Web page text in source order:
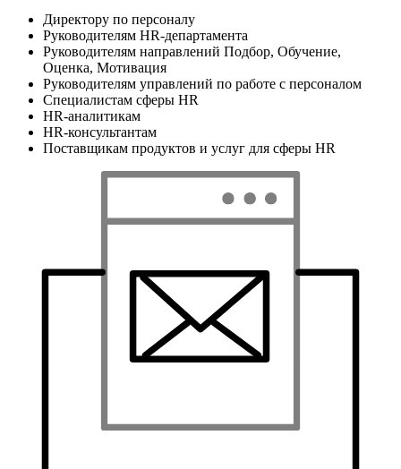
Директору по персоналу
Руководителям HR-департамента
Руководителям направлений Подбор, Обучение,
Оценка, Мотивация
Руководителям управлений по работе с персоналом
Специалистам сферы HR
HR-аналитикам
HR-консультантам
Поставщикам продуктов и услуг для сферы HR